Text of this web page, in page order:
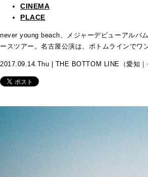
CINEMA
PLACE
never young beach、メジャーデビューアルバ
ースツアー。名古屋公演は、ボトムラインでワ
2017.09.14.Thu | THE BOTTOM LINE（愛知｜